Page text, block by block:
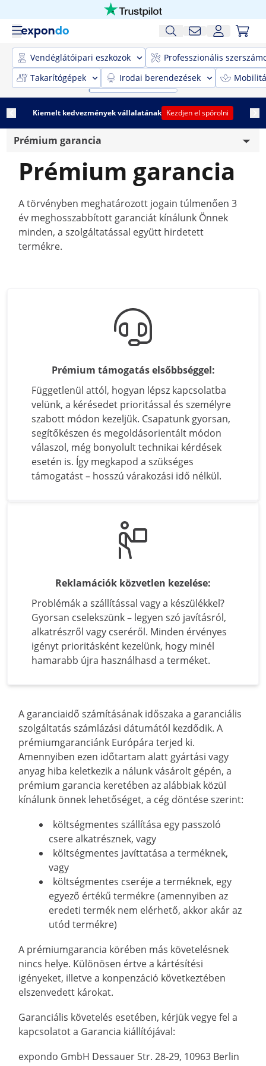
Vendéglátóipari eszközök
Professzionális
Takarítógépek
Irodai berendezések
Kiemelt kedvezmények vállalatának Kezdjen el spórolni
Prémium garancia
Használt elemek kezelése
Szállítási információk
Impresszum
Általános Szerződési Feltételek
Prémium garancia
Visszahívott termékek
Kapcsolat
expondo Partners
Prémium garancia
A törvényben meghatározott jogain túlmenően 3
év meghosszabbított garanciát kínálunk Önnek
minden, a szolgáltatással együtt hirdetett
termékre.
Prémium támogatás elsőbbséggel:
Függetlenül attól, hogyan lépsz kapcsolatba
velünk, a kérésedet prioritással és személyre
szabott módon kezeljük. Csapatunk gyorsan,
segítőkészen és megoldásorientált módon
válaszol, még bonyolult technikai kérdések
esetén is. Így megkapod a szükséges
támogatást – hosszú várakozási idő nélkül.
Reklamációk közvetlen kezelése:
Problémák a szállítással vagy a készülékkel?
Gyorsan cselekszünk – legyen szó javításról,
alkatrészről vagy cseréről. Minden érvényes
igényt prioritásként kezelünk, hogy minél
hamarabb újra használhasd a terméket.
A garanciaidő számításának időszaka a garanciális
szolgáltatás számlázási dátumától kezdődik. A
prémiumgaranciánk Európára terjed ki.
Amennyiben ezen időtartam alatt gyártási vagy
anyag hiba keletkezik a nálunk vásárolt gépén, a
prémium garancia keretében az alábbiak közül
kínálunk önnek lehetőséget, a cég döntése szerint:
költségmentes szállítása egy passzoló
csere alkatrésznek, vagy
költségmentes javíttatása a terméknek,
vagy
költségmentes cseréje a terméknek, egy
egyező értékű termékre (amennyiben az
eredeti termék nem elérhető, akkor akár az
utód termékre)
A prémiumgarancia körében más követelésnek
nincs helye. Különösen értve a kártésítési
igényeket, illetve a konpenzáció következtében
elszenvedett károkat.
Garanciális követelés esetében, kérjük vegye fel a
kapcsolatot a Garancia kiállítójával:
expondo GmbH Dessauer Str. 28-29, 10963 Berlin